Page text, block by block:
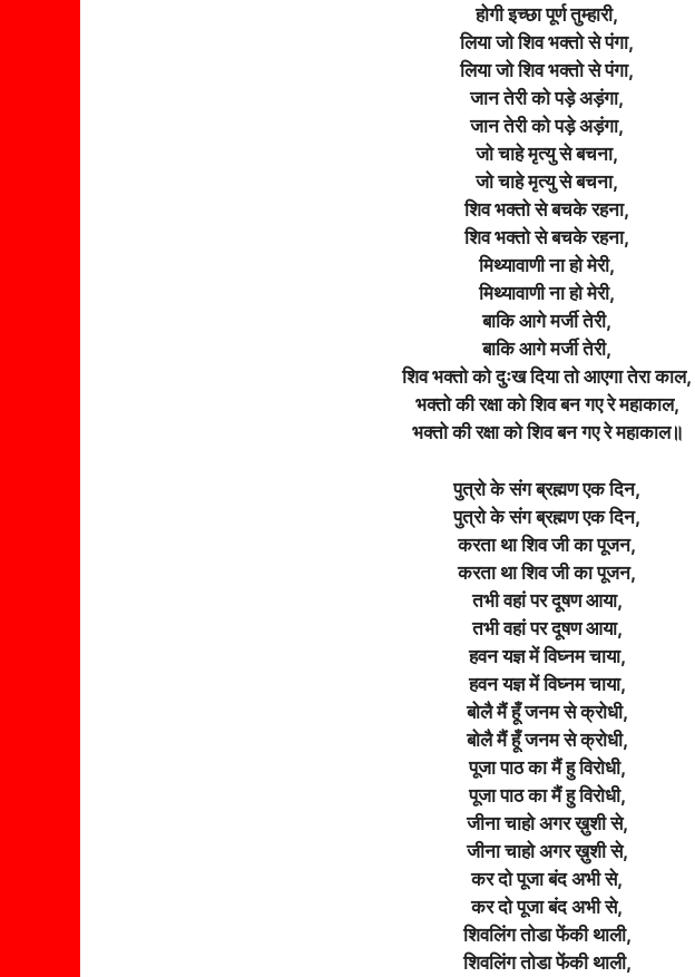
होगी इच्छा पूर्ण तुम्हारी,
लिया जो शिव भक्तो से पंगा,
लिया जो शिव भक्तो से पंगा,
जान तेरी को पड़े अड़ंगा,
जान तेरी को पड़े अड़ंगा,
जो चाहे मृत्यु से बचना,
जो चाहे मृत्यु से बचना,
शिव भक्तो से बचके रहना,
शिव भक्तो से बचके रहना,
मिथ्यावाणी ना हो मेरी,
मिथ्यावाणी ना हो मेरी,
बाकि आगे मर्जी तेरी,
बाकि आगे मर्जी तेरी,
शिव भक्तो को दुःख दिया तो आएगा तेरा काल,
भक्तो की रक्षा को शिव बन गए रे महाकाल,
भक्तो की रक्षा को शिव बन गए रे महाकाल॥
पुत्रो के संग ब्रह्मण एक दिन,
पुत्रो के संग ब्रह्मण एक दिन,
करता था शिव जी का पूजन,
करता था शिव जी का पूजन,
तभी वहां पर दूषण आया,
तभी वहां पर दूषण आया,
हवन यज्ञ में विघ्नम चाया,
हवन यज्ञ में विघ्नम चाया,
बोलै मैं हूँ जनम से क्रोधी,
बोलै मैं हूँ जनम से क्रोधी,
पूजा पाठ का मैं हु विरोधी,
पूजा पाठ का मैं हु विरोधी,
जीना चाहो अगर ख़ुशी से,
जीना चाहो अगर ख़ुशी से,
कर दो पूजा बंद अभी से,
कर दो पूजा बंद अभी से,
शिवलिंग तोडा फेंकी थाली,
शिवलिंग तोडा फेंकी थाली,